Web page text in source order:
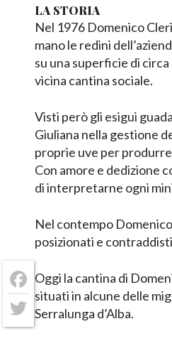
LA STORIA
Nel 1976 Domenico
mano le redini
su una superficie di
vicina cantina sociale.
Visti però gli esigui
Giuliana nella gestione
proprie uve per
Con amore e dedizione
di interpretarne ogni
Nel contempo
posizionati e
Oggi la cantina di
situati in alcune delle
Serralunga d’Alba.
Facebook
Twitter